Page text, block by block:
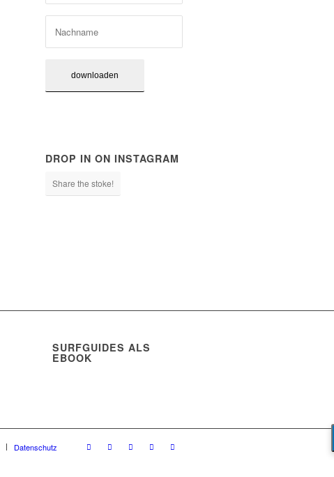
DROP IN ON INSTAGRAM
Share the stoke!
SURFGUIDES ALS
EBOOK
Datenschutz